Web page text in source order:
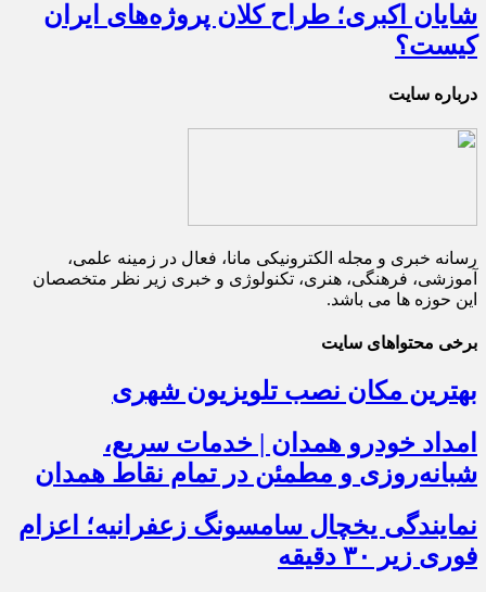
شایان اکبری؛ طراح کلان پروژه‌های ایران
کیست؟
درباره سایت
رسانه خبری و مجله الکترونیکی مانا، فعال در زمینه علمی،
آموزشی، فرهنگی، هنری، تکنولوژی و خبری زیر نظر متخصصان
این حوزه ها می باشد.
برخی محتواهای سایت
بهترین مکان نصب تلویزیون شهری
امداد خودرو همدان | خدمات سریع،
شبانه‌روزی و مطمئن در تمام نقاط همدان
نمایندگی یخچال سامسونگ زعفرانیه؛ اعزام
فوری زیر ۳۰ دقیقه